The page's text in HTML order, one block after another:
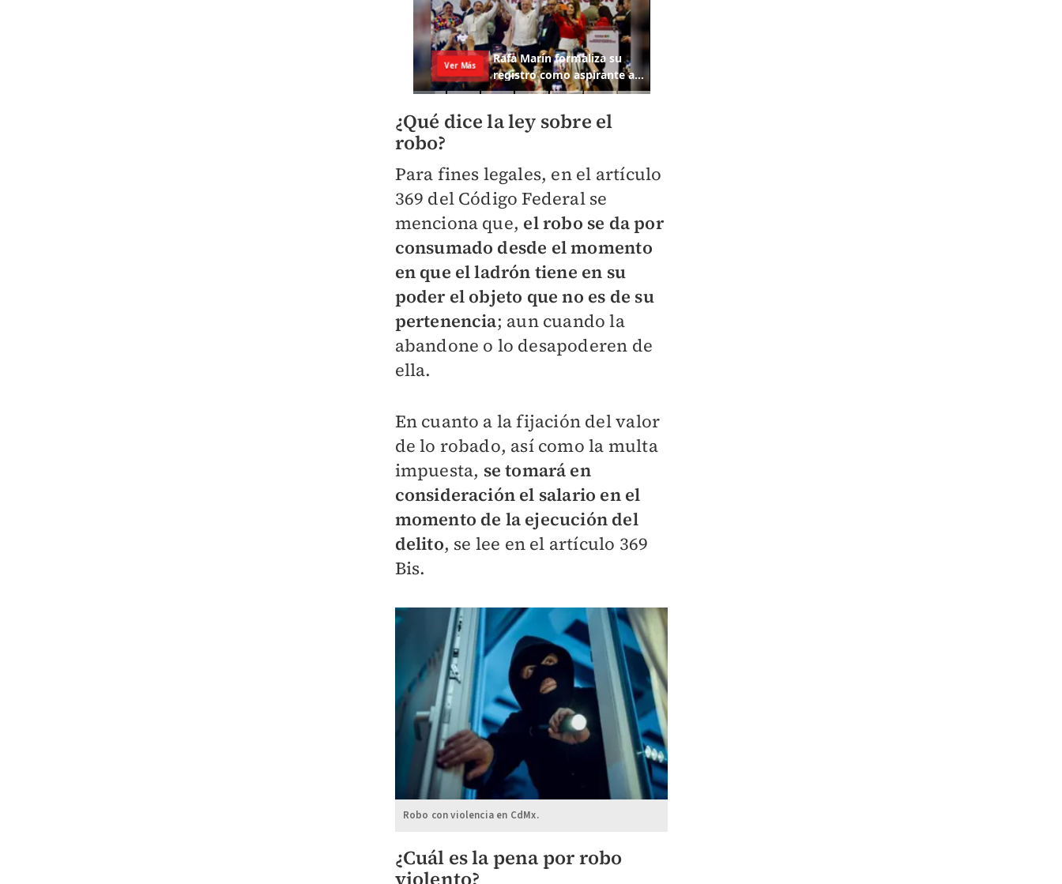
¿Qué dice la ley sobre el
robo?
Para fines legales, en el artículo
369 del Código Federal se
menciona que, el robo se da por
consumado desde el momento
en que el ladrón tiene en su
poder el objeto que no es de su
pertenencia; aun cuando la
abandone o lo desapoderen de
ella.
En cuanto a la fijación del valor
de lo robado, así como la multa
impuesta, se tomará en
consideración el salario en el
momento de la ejecución del
delito, se lee en el artículo 369
Bis.
Robo con violencia en CdMx.
¿Cuál es la pena por robo
violento?